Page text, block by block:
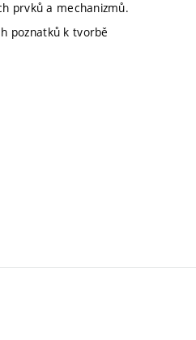
prvků a mechanizmů.
poznatků k tvorbě